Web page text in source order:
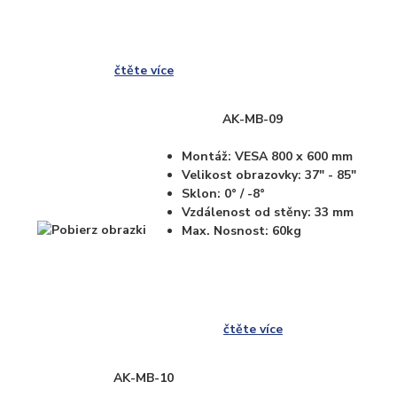
čtěte více
AK-MB-09
Montáž: VESA 800 x 600 mm
Velikost obrazovky: 37" - 85"
Sklon: 0° / -8°
Vzdálenost od stěny: 33 mm
Max. Nosnost: 60kg
čtěte více
AK-MB-10